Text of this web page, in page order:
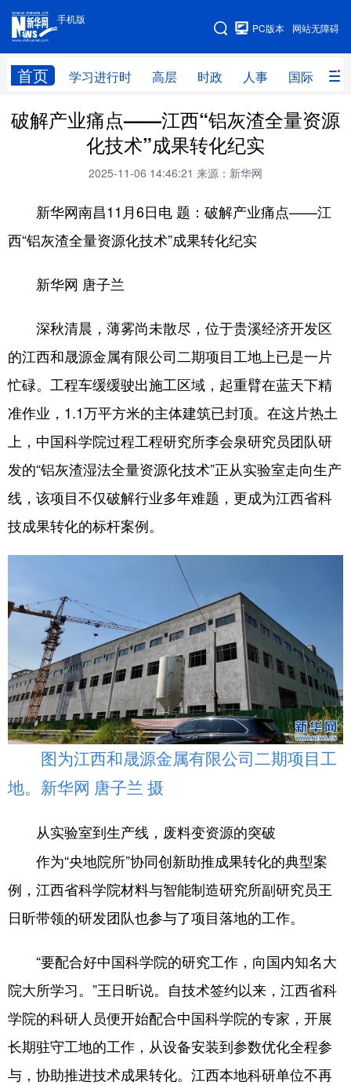
手机版
网站无障碍
PC版本
首页 学习进行时 高层 时政 人事 国际 财
手机版
网站地图
学习进行时 高层 时政 人事
财经 网评
全球连线
科技 科创 量子 体育
文化 书画 健康
访谈
食品 人居 信息化 数字经济
学术中国 乡村振兴 银龄 溯源中国
城市 旅游 能源 会展
彩票 娱乐 时尚 悦读
公益 一带一路 亚太网 上市公司
北京 河北
辽宁 吉林 上海 江苏
浙江 安徽 福建 江西
山东 河南 湖北 湖南
广东 广西 海南 重庆
新疆 内蒙古 黑龙江
多语种频道
Русский язык 日本語 한국어
Deutsch Português
破解产业痛点——江西“铝灰渣全量资源
化技术”成果转化纪实
2025-11-06 14:46:21 来源：新华网
新华网南昌11月6日电 题：破解产业痛点——江
西“铝灰渣全量资源化技术”成果转化纪实
新华网 唐子兰
深秋清晨，薄雾尚未散尽，位于贵溪经济开发区
的江西和晟源金属有限公司二期项目工地上已是一片
忙碌。工程车缓缓驶出施工区域，起重臂在蓝天下精
准作业，1.1万平方米的主体建筑已封顶。在这片热土
上，中国科学院过程工程研究所李会泉研究员团队研
发的“铝灰渣湿法全量资源化技术”正从实验室走向生产
线，该项目不仅破解行业多年难题，更成为江西省科
技成果转化的标杆案例。
图为江西和晟源金属有限公司二期项目工
地。新华网 唐子兰 摄
从实验室到生产线，废料变资源的突破
作为“央地院所”协同创新助推成果转化的典型案
例，江西省科学院材料与智能制造研究所副研究员王
日昕带领的研发团队也参与了项目落地的工作。
“要配合好中国科学院的研究工作，向国内知名大
院大所学习。”王日昕说。自技术签约以来，江西省科
学院的科研人员便开始配合中国科学院的专家，开展
长期驻守工地的工作，从设备安装到参数优化全程参
与，协助推进技术成果转化。江西本地科研单位不再